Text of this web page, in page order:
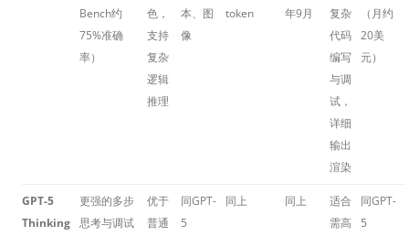
Bench约
75%准确
率）
色，
支持
复杂
逻辑
推理
本、图
像
token
年9月
复杂
代码
编写
与调
试，
详细
输出
渲染
（月约
20美
元）
GPT-5
Thinking
更强的多步
思考与调试
优于
普通
同GPT-
5
同上 同上
适合
需高
同GPT-
5